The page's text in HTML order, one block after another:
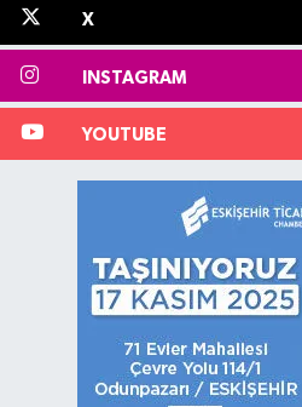
X
INSTAGRAM
YOUTUBE